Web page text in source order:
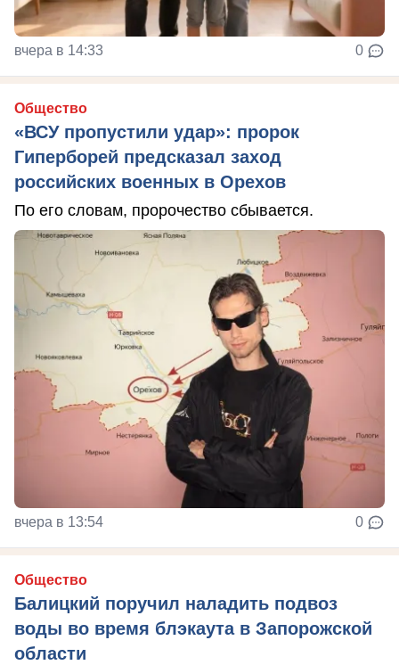
вчера в 14:33 0
Общество
«ВСУ пропустили удар»: пророк
Гиперборей предсказал заход
российских военных в Орехов
По его словам, пророчество сбывается.
вчера в 13:54 0
Общество
Балицкий поручил наладить подвоз
воды во время блэкаута в Запорожской
области